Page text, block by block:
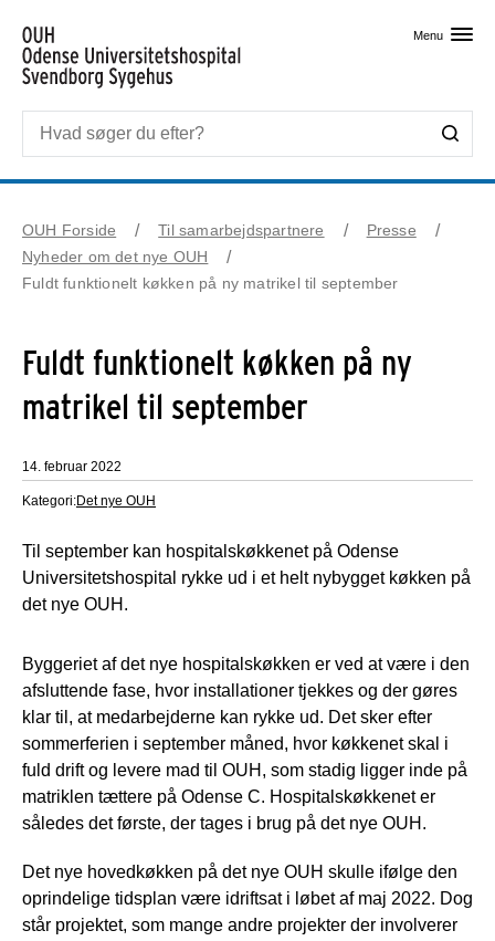
Menu
OUH Forside Til samarbejdspartnere
Presse
Nyheder om det nye OUH
Fuldt funktionelt køkken på ny matrikel til september
Fuldt funktionelt køkken på ny
matrikel til september
14. februar 2022
Kategori:Det nye OUH
Til september kan hospitalskøkkenet på Odense
Universitetshospital rykke ud i et helt nybygget køkken på
det nye OUH.
Byggeriet af det nye hospitalskøkken er ved at være i den
afsluttende fase, hvor installationer tjekkes og der gøres
klar til, at medarbejderne kan rykke ud. Det sker efter
sommerferien i september måned, hvor køkkenet skal i
fuld drift og levere mad til OUH, som stadig ligger inde på
matriklen tættere på Odense C. Hospitalskøkkenet er
således det første, der tages i brug på det nye OUH.
Det nye hovedkøkken på det nye OUH skulle ifølge den
oprindelige tidsplan være idriftsat i løbet af maj 2022. Dog
står projektet, som mange andre projekter der involverer